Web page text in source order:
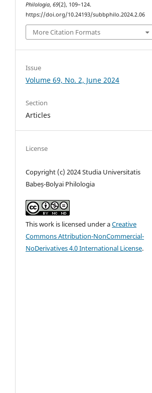
Philologia,69(2), 109–124.
https://doi.org/10.24193/subbphilo.2024.2.06
More Citation Formats
Issue
Volume 69, No. 2, June 2024
Section
Articles
License
Copyright (c) 2024 Studia Universitatis
Babeș-Bolyai Philologia
This work is licensed under aCreative
Commons Attribution-NonCommercial-
NoDerivatives 4.0 International License.